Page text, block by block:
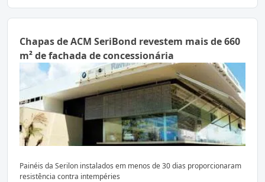
Chapas de ACM SeriBond revestem mais de 660
m² de fachada de concessionária
Painéis da Serilon instalados em menos de 30 dias proporcionaram
resistência contra intempéries